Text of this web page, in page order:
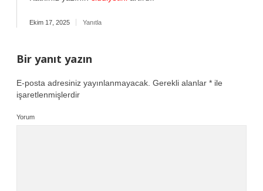
Ekim 17, 2025 Yanıtla
Bir yanıt yazın
E-posta adresiniz yayınlanmayacak. Gerekli alanlar * ile
işaretlenmişlerdir
Yorum